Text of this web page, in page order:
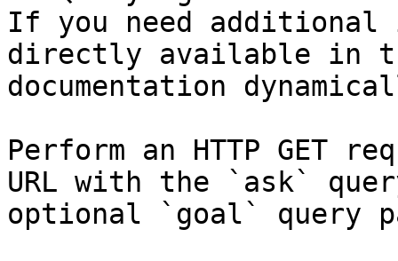
If you need
directly available in
documentation
Perform an HTTP GET
URL with the `ask`
optional `goal` query